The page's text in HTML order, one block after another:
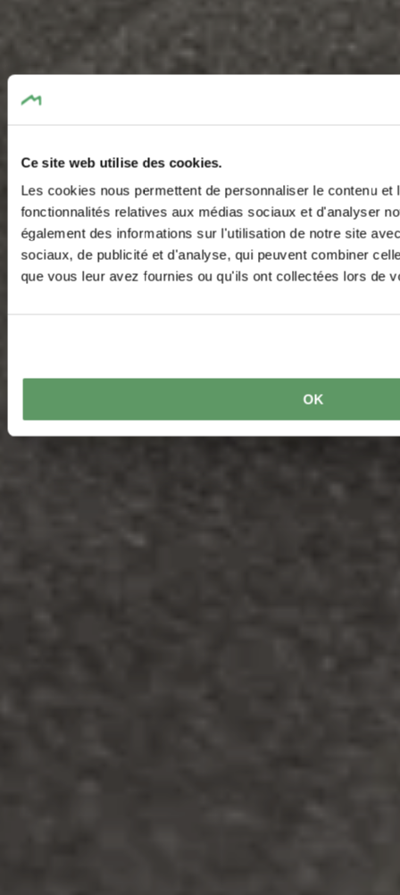
Ce site web utilise des cookies.
Les cookies nous permettent de personnaliser le contenu
fonctionnalités relatives aux médias sociaux et d'analyser
également des informations sur l'utilisation de notre site
sociaux, de publicité et d'analyse, qui peuvent combiner
que vous leur avez fournies ou qu'ils ont collectées lors de
OK